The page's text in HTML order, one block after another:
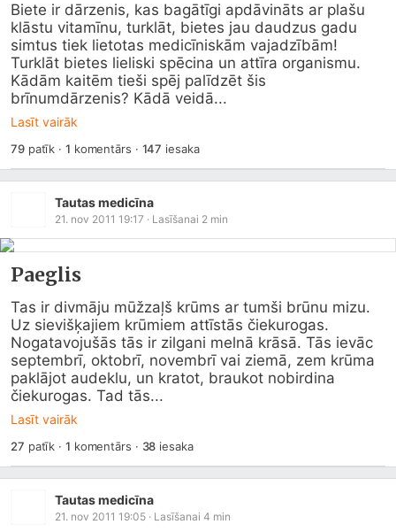
Biete ir dārzenis, kas bagātīgi apdāvināts ar plašu
klāstu vitamīnu, turklāt, bietes jau daudzus gadu
simtus tiek lietotas medicīniskām vajadzībām!
Turklāt bietes lieliski spēcina un attīra organismu.
Kādām kaitēm tieši spēj palīdzēt šis
brīnumdārzenis? Kādā veidā...
Lasīt vairāk
79patīk · 1 komentārs · 147 iesaka
Tautas medicīna
21. nov 2011 19:17 · Lasīšanai 2 min
Paeglis
Tas ir divmāju mūžzaļš krūms ar tumši brūnu mizu.
Uz sievišķajiem krūmiem attīstās čiekurogas.
Nogatavojušās tās ir zilgani melnā krāsā. Tās ievāc
septembrī, oktobrī, novembrī vai ziemā, zem krūma
paklājot audeklu, un kratot, braukot nobirdina
čiekurogas. Tad tās...
Lasīt vairāk
27 patīk · 1 komentārs · 38 iesaka
Tautas medicīna
21. nov 2011 19:05 · Lasīšanai 4 min